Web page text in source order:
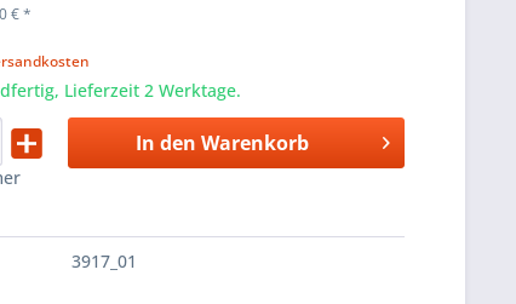
€*
Lieferzeit 2 Werktage.
In den Warenkorb
3917_01